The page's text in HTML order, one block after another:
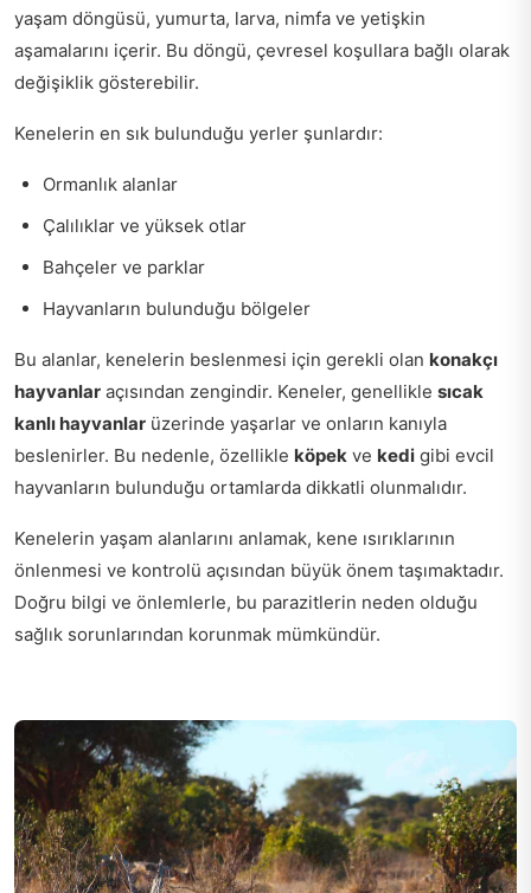
yaşam döngüsü, yumurta, larva, nimfa ve yetişkin
aşamalarını içerir. Bu döngü, çevresel koşullara bağlı olarak
değişiklik gösterebilir.
Kenelerin en sık bulunduğu yerler şunlardır:
Ormanlık alanlar
Çalılıklar ve yüksek otlar
Bahçeler ve parklar
Hayvanların bulunduğu bölgeler
Bu alanlar, kenelerin beslenmesi için gerekli olan konakçı
hayvanlar açısından zengindir. Keneler, genellikle sıcak
kanlı hayvanlar üzerinde yaşarlar ve onların kanıyla
beslenirler. Bu nedenle, özellikle köpek ve kedi gibi evcil
hayvanların bulunduğu ortamlarda dikkatli olunmalıdır.
Kenelerin yaşam alanlarını anlamak, kene ısırıklarının
önlenmesi ve kontrolü açısından büyük önem taşımaktadır.
Doğru bilgi ve önlemlerle, bu parazitlerin neden olduğu
sağlık sorunlarından korunmak mümkündür.